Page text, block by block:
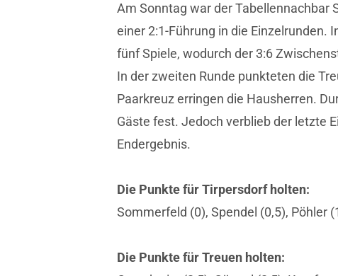
Am Sonntag war der Tabellennachbar
einer 2:1-Führung in die Einzelrunden.
fünf Spiele, wodurch der 3:6
In der zweiten Runde punkteten die
Paarkreuz erringen die Hausherren.
Gäste fest. Jedoch verblieb der letzte
Endergebnis.
Die Punkte für Tirpersdorf holten:
Sommerfeld (0), Spendel (0,5), Pöhler
Die Punkte für Treuen holten: